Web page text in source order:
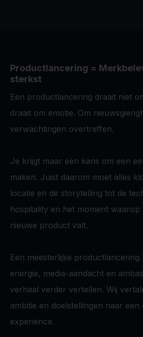
Productlancering =
sterkst
Een productlancering draait niet
draait om emotie. Om
verwachtingen overtreffen.
Je krijgt maar één kans om een
maken. Juist daarom moet alles
locatie en de storytelling tot de
hospitality en het moment waarop
nieuwe product valt.
Een meesterlijke
energie, media-aandacht en
verhaal verder vertellen. Wij
ambitie en doelstellingen naar een
experience.